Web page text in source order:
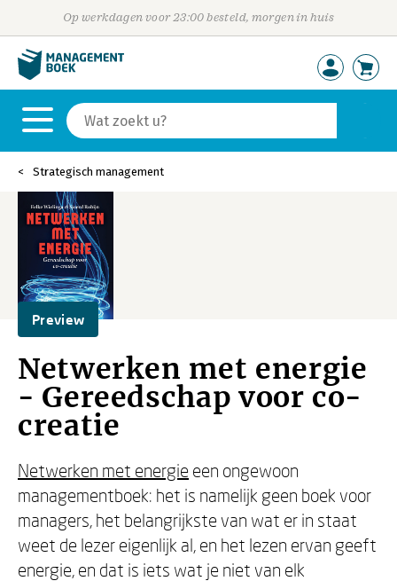
Op werkdagen voor 23:00 besteld, morgen in huis
Strategisch management
Preview
Netwerken met energie
- Gereedschap voor co-
creatie
Netwerken met energie een ongewoon
managementboek: het is namelijk geen boek voor
managers, het belangrijkste van wat er in staat
weet de lezer eigenlijk al, en het lezen ervan geeft
energie, en dat is iets wat je niet van elk